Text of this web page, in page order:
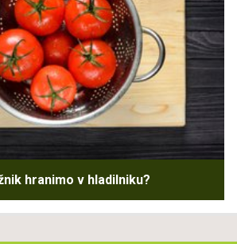
hranimo v hladilniku?